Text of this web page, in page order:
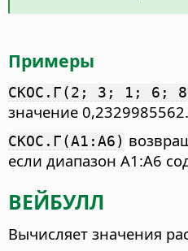
Примеры
СКОС.Г(2; 3; 1; 6;
значение 0,2329985562.
СКОС.Г(A1:A6)
если диапазон A1:A6
ВЕЙБУЛЛ
Вычисляет значения